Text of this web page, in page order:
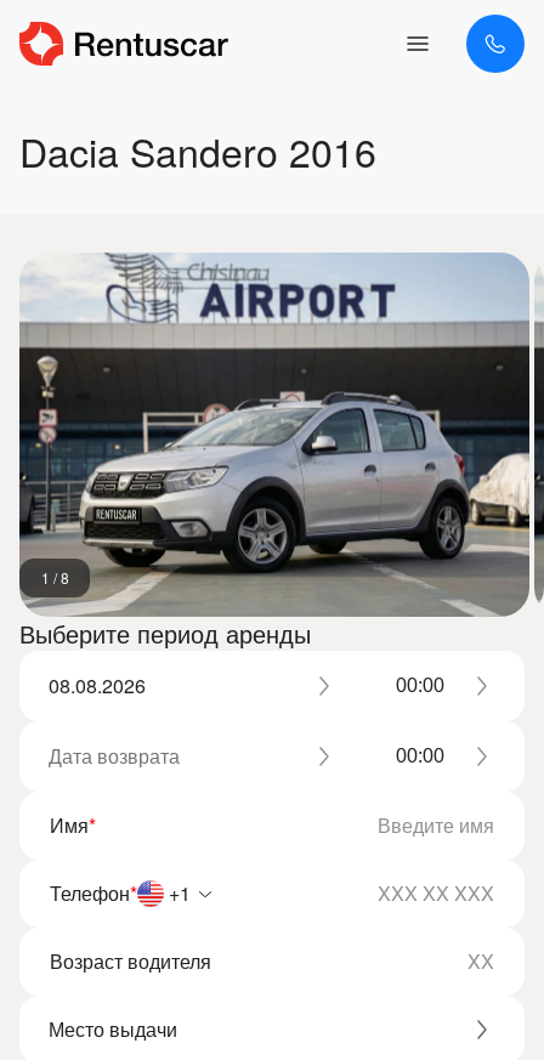
Dacia Sandero 2016
Выберите период аренды
Имя*
Телефон* +1
Возраст водителя
1 /8